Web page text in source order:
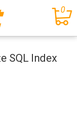
0
SQL Index